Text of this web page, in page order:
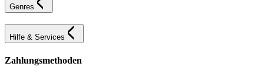
Genres
Hilfe & Services
Zahlungsmethoden